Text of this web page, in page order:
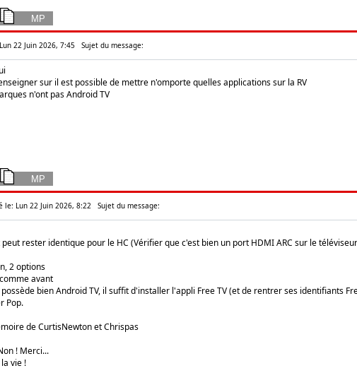
22 Juin 2026, 7:45 Sujet du message:
sur il est possible de mettre n'omporte quelles applications sur la RV
n'ont pas Android TV
le: Lun 22 Juin 2026, 8:22 Sujet du message:
rester identique pour le HC (Vérifier que c'est bien un port HDMI ARC sur le
2 options
avant
bien Android TV, il suffit d'installer l'appli Free TV (et de rentrer ses identifiants
Pop.
de CurtisNewton et Chrispas
! Merci...
vie !